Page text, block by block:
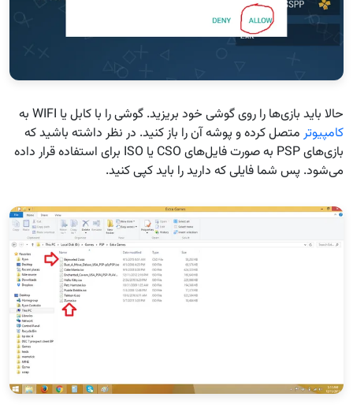
حالا باید بازی‌ها را روی گوشی خود بریزید. گوشی را با کابل یا WIFI به
کامپیوتر متصل کرده و پوشه آن را باز کنید. در نظر داشته باشید که
بازی‌های PSP به صورت فایل‌های CSO یا ISO برای استفاده قرار داده
می‌شود. پس شما فایلی که دارید را باید کپی کنید.